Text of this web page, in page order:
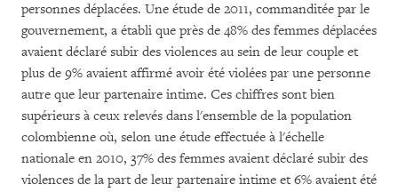
personnes déplacées. Une étude de 2011, commanditée par le
gouvernement, a établi que près de 48% des femmes déplacées
avaient déclaré subir des violences au sein de leur couple et
plus de 9% avaient affirmé avoir été violées par une personne
autre que leur partenaire intime. Ces chiffres sont bien
supérieurs à ceux relevés dans l'ensemble de la population
colombienne où, selon une étude effectuée à l'échelle
nationale en 2010, 37% des femmes avaient déclaré subir des
violences de la part de leur partenaire intime et 6% avaient été